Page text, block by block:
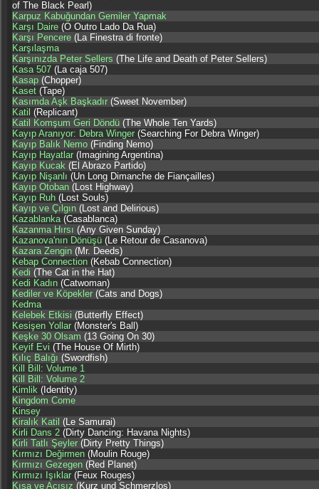
of The Black Pearl)
Karpuz Kabuğundan Gemiler Yapmak
Karşı Daire (O Outro Lado Da Rua)
Karşı Pencere (La Finestra di fronte)
Karşılaşma
Karşınızda Peter Sellers (The Life and Death of Peter Sellers)
Kasa 507 (La caja 507)
Kasap (Chopper)
Kaset (Tape)
Kasımda Aşk Başkadır (Sweet November)
Katil (Replicant)
Katil Komşum Geri Döndü (The Whole Ten Yards)
Kayıp Aranıyor: Debra Winger (Searching For Debra Winger)
Kayıp Balık Nemo (Finding Nemo)
Kayıp Hayatlar (Imagining Argentina)
Kayıp Kucak (El Abrazo Partido)
Kayıp Nişanlı (Un Long Dimanche de Fiançailles)
Kayıp Otoban (Lost Highway)
Kayıp Ruh (Lost Souls)
Kayıp ve Çılgın (Lost and Delirious)
Kazablanka(Casablanca)
Kazanma Hırsı (Any Given Sunday)
Kazanova'nın Dönüşü (Le Retour de Casanova)
Kazara Zengin (Mr. Deeds)
Kebap Connection (Kebab Connection)
Kedi (The Cat in the Hat)
Kedi Kadın (Catwoman)
Kediler ve Köpekler (Cats and Dogs)
Kedma
Kelebek Etkisi (Butterfly Effect)
Kesişen Yollar (Monster's Ball)
Keşke 30 Olsam (13 Going On 30)
Keyif Evi (The House Of Mirth)
Kılıç Balığı (Swordfish)
Kill Bill: Volume 1
Kill Bill: Volume 2
Kimlik (Identity)
Kingdom Come
Kinsey
Kiralık Katil (Le Samurai)
Kirli Dans 2 (Dirty Dancing: Havana Nights)
Kirli Tatlı Şeyler (Dirty Pretty Things)
Kırmızı Değirmen (Moulin Rouge)
Kırmızı Gezegen (Red Planet)
Kırmızı Işıklar (Feux Rouges)
Kısa ve Acısız (Kurz und Schmerzlos)